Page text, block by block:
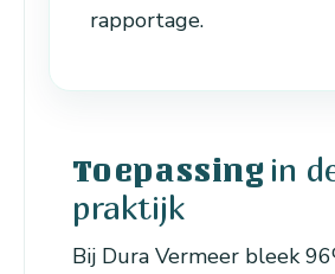
rapportage.
Toepassing in
praktijk
Bij Dura Vermeer bleek